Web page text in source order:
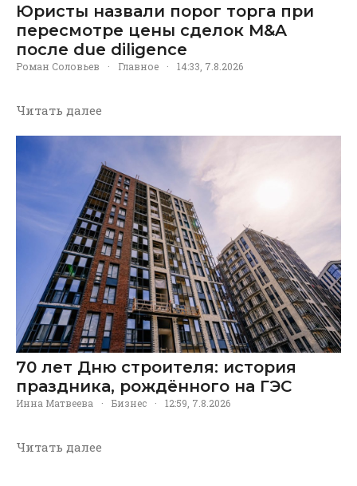
Юристы назвали порог торга при
пересмотре цены сделок M&A
после due diligence
Роман Соловьев · Главное · 14:33, 7.8.2026
Читать далее
70 лет Дню строителя: история
праздника, рождённого на ГЭС
Инна Матвеева · Бизнес · 12:59, 7.8.2026
Читать далее